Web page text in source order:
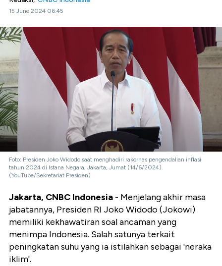
15 June 2024 06:45
Foto: Presiden Joko Widodo saat menghadiri rakornas pengendalian inflasi
tahun 2024 di Istana Negara, Jakarta, Jumat (14/6/2024).
(YouTube/Sekretariat Presiden)
Jakarta, CNBC Indonesia - Menjelang akhir masa
jabatannya, Presiden RI Joko Widodo (Jokowi)
memiliki kekhawatiran soal ancaman yang
menimpa Indonesia. Salah satunya terkait
peningkatan suhu yang ia istilahkan sebagai 'neraka
iklim'.